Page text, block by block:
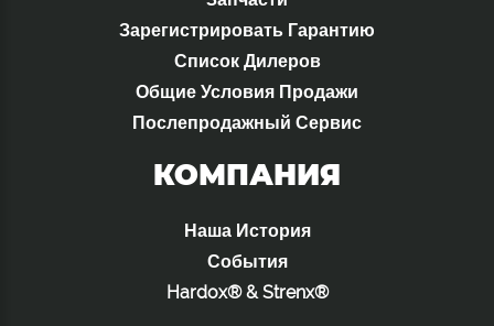
Зарегистрировать Гарантию
Список Дилеров
Общие Условия Продажи
Послепродажный Сервис
КОМПАНИЯ
Наша История
События
Hardox® & Strenx®